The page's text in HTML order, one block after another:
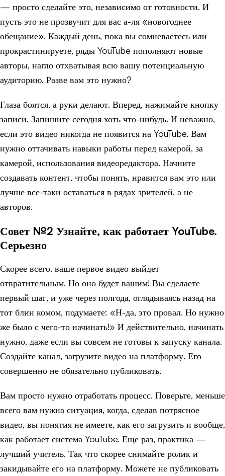
— просто сделайте это, независимо от готовности. И
пусть это не прозвучит для вас а-ля «новогоднее
обещание». Каждый день, пока вы сомневаетесь или
прокрастинируете, ряды YouTube пополняют новые
авторы, нагло отхватывая всю вашу потенциальную
аудиторию. Разве вам это нужно?
Глаза боятся, а руки делают. Вперед, нажимайте кнопку
записи. Запишите сегодня хоть что-нибудь. И неважно,
если это видео никогда не появится на YouTube. Вам
нужно оттачивать навыки работы перед камерой, за
камерой, использования видеоредактора. Начните
создавать контент, чтобы понять, нравится вам это или
лучше все-таки оставаться в рядах зрителей, а не
авторов.
Совет №2 Узнайте, как работает YouTube.
Серьезно
Скорее всего, ваше первое видео выйдет
отвратительным. Но оно будет вашим! Вы сделаете
первый шаг, и уже через полгода, оглядываясь назад на
тот блин комом, подумаете: «Н-да, это провал. Но нужно
же было с чего-то начинать!» И действительно, начинать
нужно, даже если вы совсем не готовы к запуску канала.
Создайте канал, загрузите видео на платформу. Его
совершенно не обязательно публиковать.
Вам просто нужно отработать процесс. Поверьте, меньше
всего вам нужна ситуация, когда, сделав потрясное
видео, вы понятия не имеете, как его загрузить и вообще,
как работает система YouTube. Еще раз, практика —
лучший учитель. Так что скорее снимайте ролик и
закидывайте его на платформу. Можете не публиковать